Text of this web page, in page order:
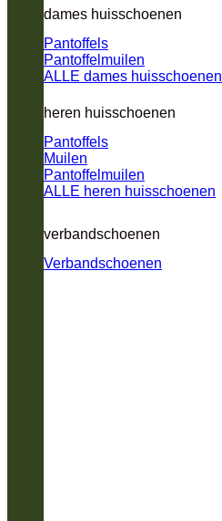
dames huisschoenen
Pantoffels
Pantoffelmuilen
ALLE dames huisschoenen
heren huisschoenen
Pantoffels
Muilen
Pantoffelmuilen
ALLE heren huisschoenen
verbandschoenen
Verbandschoenen